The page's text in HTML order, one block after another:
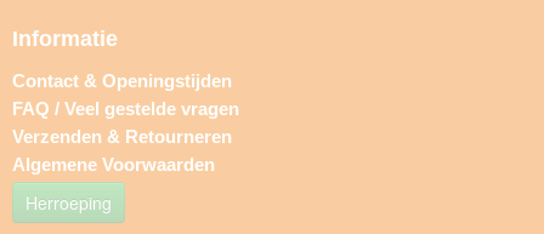
Informatie
Contact & Openingstijden
FAQ / Veel gestelde vragen
Verzenden & Retourneren
Algemene Voorwaarden
Herroeping